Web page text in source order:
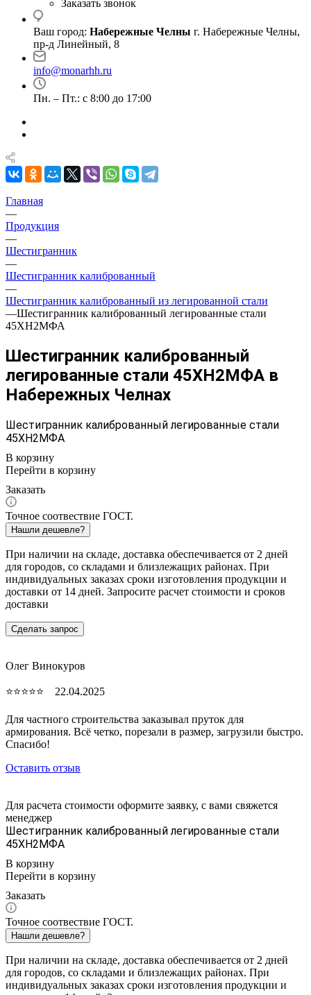
Заказать звонок
Ваш город: Набережные Челны г. Набережные Челны,
пр-д Линейный, 8
info@monarhh.ru
Пн. – Пт.: с 8:00 до 17:00
Главная
—
Продукция
—
Шестигранник
—
Шестигранник калиброванный
—
Шестигранник калиброванный из легированной стали
—Шестигранник калиброванный легированные стали
45ХН2МФА
Шестигранник калиброванный
легированные стали 45ХН2МФА в
Набережных Челнах
Шестигранник калиброванный легированные стали
45ХН2МФА
В корзину
Перейти в корзину
Заказать
Точное соотвествие ГОСТ.
Нашли дешевле?
При наличии на складе, доставка обеспечивается от 2 дней
для городов, со складами и близлежащих районах. При
индивидуальных заказах сроки изготовления продукции и
доставки от 14 дней. Запросите расчет стоимости и сроков
доставки
Сделать запрос
Олег Винокуров
⭐⭐⭐⭐⭐ 22.04.2025
Для частного строительства заказывал пруток для
армирования. Всё четко, порезали в размер, загрузили быстро.
Спасибо!
Оставить отзыв
Для расчета стоимости оформите заявку, с вами свяжется
менеджер
Шестигранник калиброванный легированные стали
45ХН2МФА
В корзину
Перейти в корзину
Заказать
Точное соотвествие ГОСТ.
Нашли дешевле?
При наличии на складе, доставка обеспечивается от 2 дней
для городов, со складами и близлежащих районах. При
индивидуальных заказах сроки изготовления продукции и